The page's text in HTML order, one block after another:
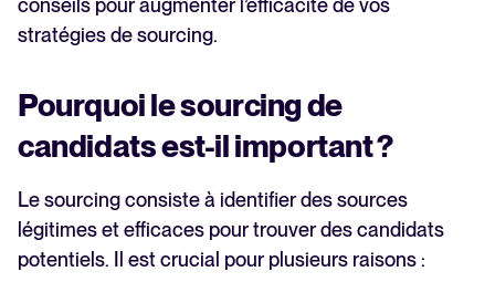
conseils pour augmenter l’efficacité de vos
stratégies de sourcing.
Pourquoi le sourcing de
candidats est-il important ?
Le sourcing consiste à identifier des sources
légitimes et efficaces pour trouver des candidats
potentiels. Il est crucial pour plusieurs raisons :